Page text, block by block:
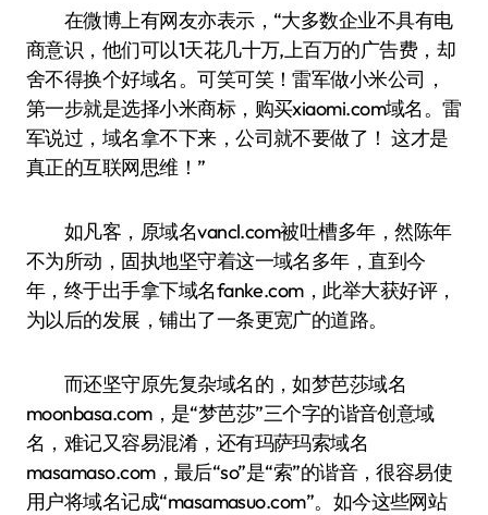
在微博上有网友亦表示，“大多数企业不具有电
商意识，他们可以1天花几十万,上百万的广告费，却
舍不得换个好域名。可笑可笑！雷军做小米公司，
第一步就是选择小米商标，购买xiaomi.com域名。雷
军说过，域名拿不下来，公司就不要做了！ 这才是
真正的互联网思维！”
如凡客，原域名vancl.com被吐槽多年，然陈年
不为所动，固执地坚守着这一域名多年，直到今
年，终于出手拿下域名fanke.com，此举大获好评，
为以后的发展，铺出了一条更宽广的道路。
而还坚守原先复杂域名的，如梦芭莎域名
moonbasa.com，是“梦芭莎”三个字的谐音创意域
名，难记又容易混淆，还有玛萨玛索域名
masamaso.com，最后“so”是“索”的谐音，很容易使
用户将域名记成“masamasuo.com”。如今这些网站